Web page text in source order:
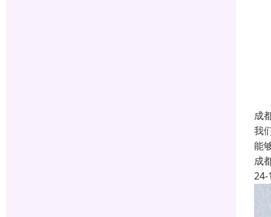
成
我
能
成
24-